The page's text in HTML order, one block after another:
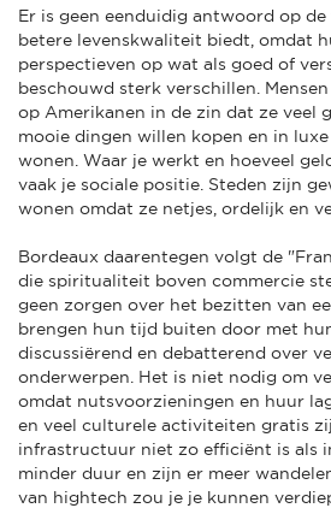
Er is geen eenduidig antwoord op
betere levenskwaliteit biedt, omdat
perspectieven op wat als goed of
beschouwd sterk verschillen.
op Amerikanen in de zin dat ze veel
mooie dingen willen kopen en in
wonen. Waar je werkt en hoeveel
vaak je sociale positie. Steden zijn
wonen omdat ze netjes, ordelijk en
Bordeaux daarentegen volgt de
die spiritualiteit boven commercie
geen zorgen over het bezitten van
brengen hun tijd buiten door met
discussiërend en debatterend over
onderwerpen. Het is niet nodig om
omdat nutsvoorzieningen en huur
en veel culturele activiteiten gratis
infrastructuur niet zo efficiënt is als
minder duur en zijn er meer
van hightech zou je je kunnen